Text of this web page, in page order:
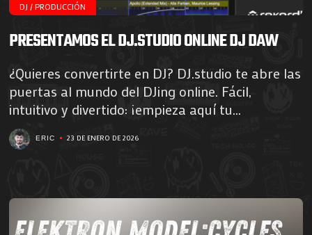
DJ / PRODUCCIÓN
PRESENTAMOS EL DJ.STUDIO ONLINE DJ DAW
¿Quieres convertirte en DJ? DJ.studio te abre las
puertas al mundo del DJing online. Fácil,
intuitivo y divertido: ¡empieza aquí tu...
ERIC 23 DE ENERO DE 2026